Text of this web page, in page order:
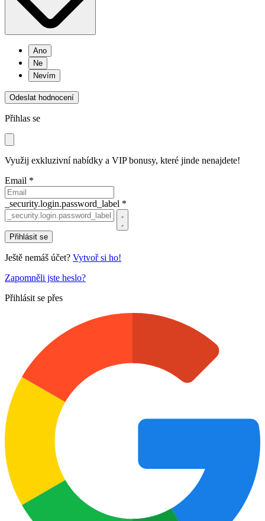
Ano
Ne
Nevím
Odeslat hodnocení
Přihlas se
Využij exkluzivní nabídky a VIP bonusy, které jinde nenajdete!
Email *
_security.login.password_label *
Přihlásit se
Ještě nemáš účet? Vytvoř si ho!
Zapomněli jste heslo?
Přihlásit se přes